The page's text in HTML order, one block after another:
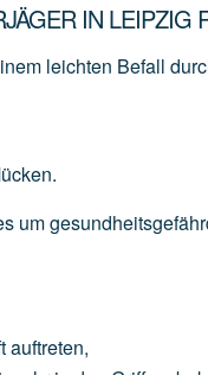
IN LEIPZIG
leichten Befall
um
auftreten,